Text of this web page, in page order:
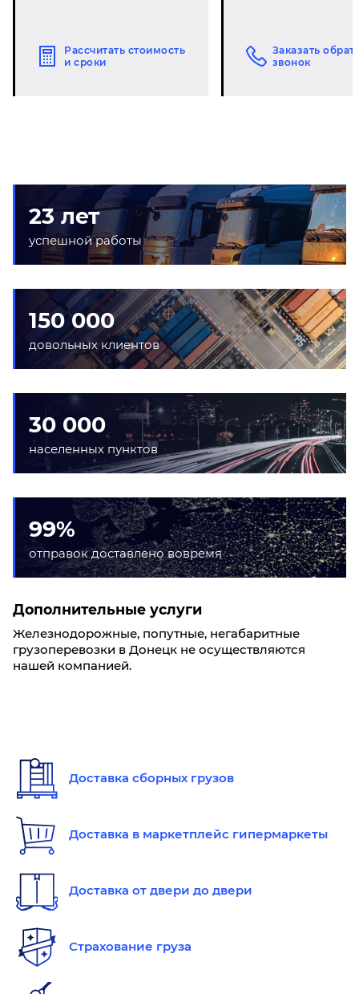
Рассчитать стоимость
и сроки
Заказать
звонок
23 лет
успешной работы
150 000
довольных клиентов
30 000
населенных пунктов
99%
отправок доставлено вовремя
Дополнительные услуги
Железнодорожные, попутные, негабаритные
грузоперевозки в Донецк не осуществляются
нашей компанией.
Доставка сборных грузов
Доставка в маркетплейс гипермаркеты
Доставка от двери до двери
Страхование груза